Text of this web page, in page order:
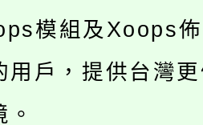
游泳池舉行。
收入戶享有免
教育及科技中
模組及Xoops
用戶，提供台灣